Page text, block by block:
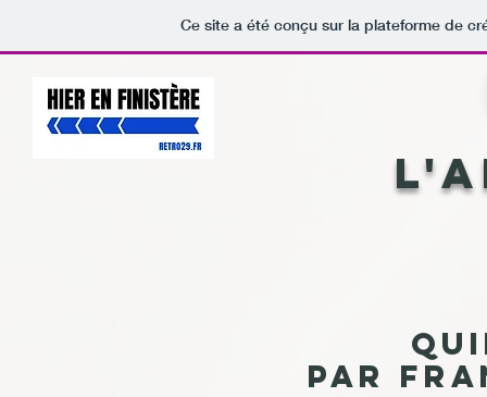
Ce site a été conçu sur la plateforme de
par